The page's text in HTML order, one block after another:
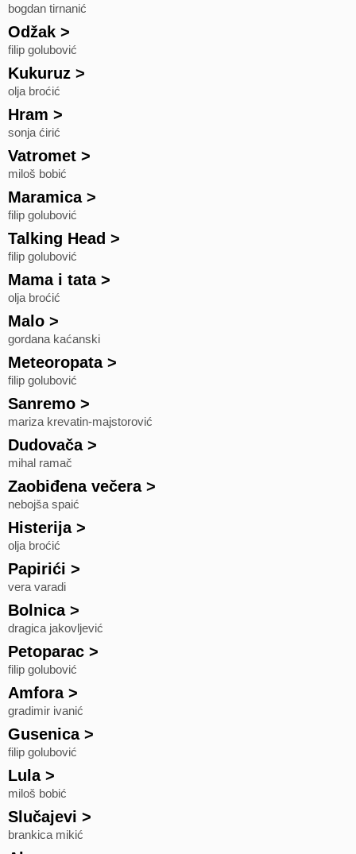
bogdan tirnanić
Odžak >
filip golubović
Kukuruz >
olja broćić
Hram >
sonja ćirić
Vatromet >
miloš bobić
Maramica>
filip golubović
Talking Head >
filip golubović
Mama i tata>
olja broćić
Malo >
gordana kaćanski
Meteoropata>
filip golubović
Sanremo >
mariza krevatin-majstorović
Dudovača>
mihal ramač
Zaobiđena večera>
nebojša spaić
Histerija>
olja broćić
Papirići >
vera varadi
Bolnica>
dragica jakovljević
Petoparac >
filip golubović
Amfora>
gradimir ivanić
Gusenica>
filip golubović
Lula>
miloš bobić
Slučajevi >
brankica mikić